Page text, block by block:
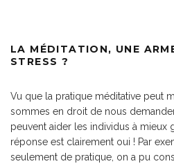
LA MÉDITATION, UNE
STRESS ?
Vu que la pratique méditative peut
sommes en droit de nous
peuvent aider les individus à mieux
réponse est clairement oui ! Par
seulement de pratique, on a pu